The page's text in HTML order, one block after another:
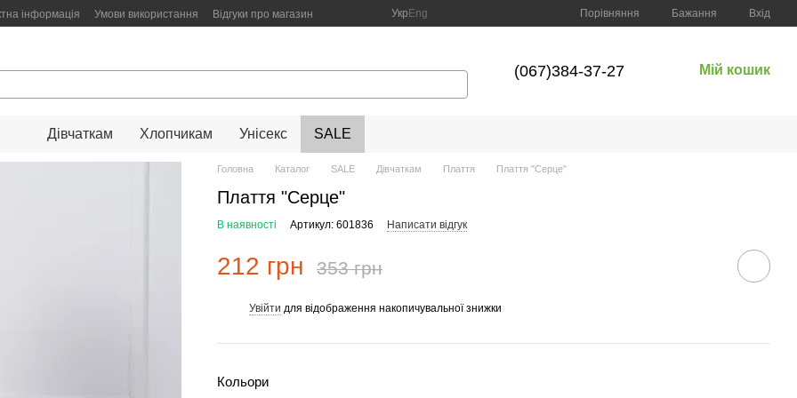
інформація Умови використання Відгуки про магазин Укр Eng Порівняння Бажання Вхід
(067)384-37-27 Мій кошик
Дівчаткам Хлопчикам Унісекс SALE
Головна Каталог SALE Дівчаткам Плаття Плаття "Серце"
Плаття "Серце"
В наявності Артикул: 601836 Написати відгук
212 грн 353 грн
Увійти для відображення накопичувальної знижки
Кольори